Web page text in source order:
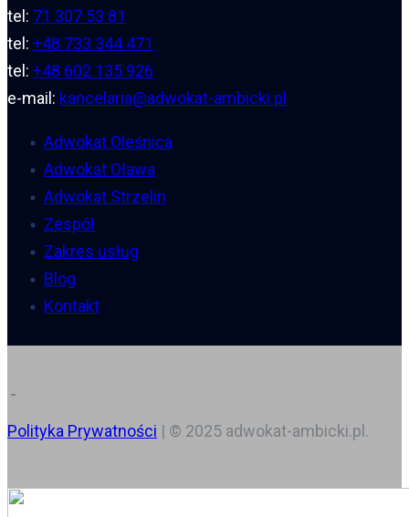
tel: 71 307 53 81
tel: +48 733 344 471
tel: +48 602 135 926
e-mail: kancelaria@adwokat-ambicki.pl
Adwokat Oleśnica
Adwokat Oława
Adwokat Strzelin
Zespół
Zakres usług
Blog
Kontakt
Polityka Prywatności | © 2025 adwokat-ambicki.pl.